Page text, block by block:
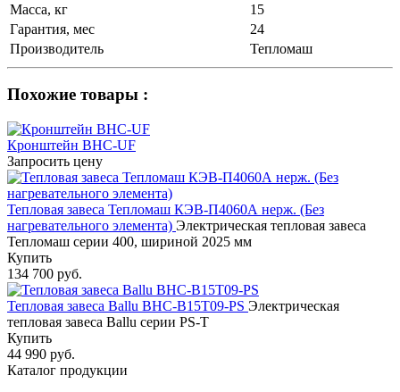
Масса, кг
15
Гарантия, мес
24
Производитель
Тепломаш
Похожие товары :
Кронштейн BHC-UF
Запросить цену
Тепловая завеса Тепломаш КЭВ-П4060А нерж. (Без
нагревательного элемента) Электрическая тепловая завеса
Тепломаш серии 400, шириной 2025 мм
Купить
134 700 руб.
Тепловая завеса Ballu BHC-B15T09-PS Электрическая
тепловая завеса Ballu серии PS-T
Купить
44 990 руб.
Каталог продукции